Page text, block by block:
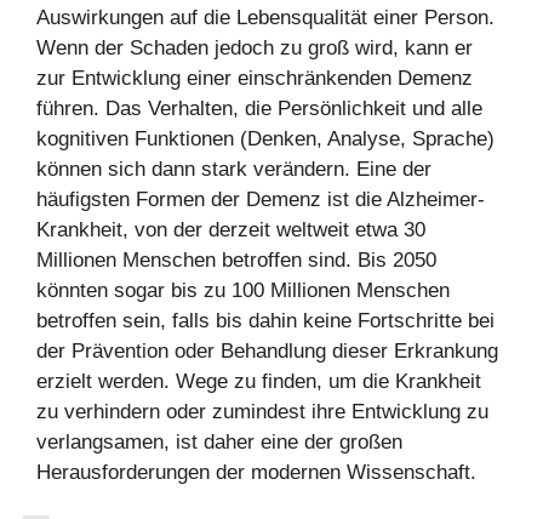
Auswirkungen auf die Lebensqualität einer Person.
Wenn der Schaden jedoch zu groß wird, kann er
zur Entwicklung einer einschränkenden Demenz
führen. Das Verhalten, die Persönlichkeit und alle
kognitiven Funktionen (Denken, Analyse, Sprache)
können sich dann stark verändern. Eine der
häufigsten Formen der Demenz ist die Alzheimer-
Krankheit, von der derzeit weltweit etwa 30
Millionen Menschen betroffen sind. Bis 2050
könnten sogar bis zu 100 Millionen Menschen
betroffen sein, falls bis dahin keine Fortschritte bei
der Prävention oder Behandlung dieser Erkrankung
erzielt werden. Wege zu finden, um die Krankheit
zu verhindern oder zumindest ihre Entwicklung zu
verlangsamen, ist daher eine der großen
Herausforderungen der modernen Wissenschaft.